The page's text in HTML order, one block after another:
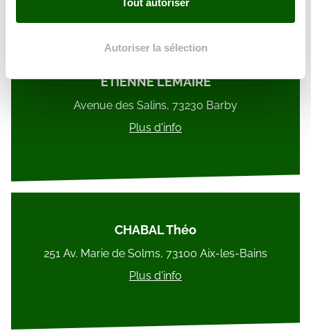
déclaration sur les cookies.
Les cookies nous permettent de personnaliser le contenu
médias sociaux et d'analyser notre trafic. Nous
partageons également des informations sur l'utilisation de
avec d'autres informations que vous leur avez fournies
Autoriser la sélection
ETIENNE LEMAIRE
Avenue des Salins, 73230 Barby
Plus d'info
CHABAL Théo
251 Av. Marie de Solms, 73100 Aix-les-Bains
Plus d'info